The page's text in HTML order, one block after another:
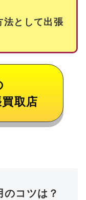
法として出張
取店
コツは？